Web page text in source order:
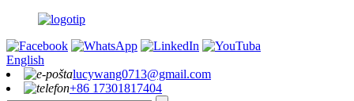
English
lucywang0713@gmail.com
+86 17301817404